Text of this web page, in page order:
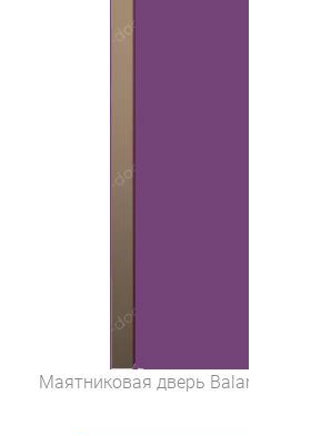
Маятниковая дверь Balance 1